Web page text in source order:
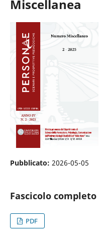
Miscellanea
Pubblicato: 2026-05-05
Fascicolo completo
PDF